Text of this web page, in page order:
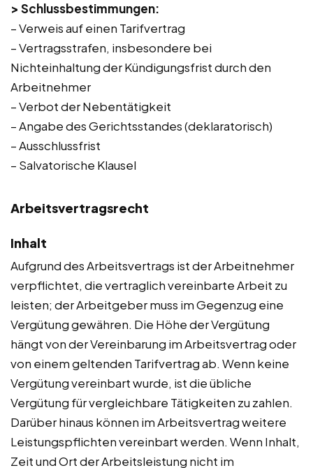
> Schlussbestimmungen:
– Verweis auf einen Tarifvertrag
– Vertragsstrafen, insbesondere bei
Nichteinhaltung der Kündigungsfrist durch den
Arbeitnehmer
– Verbot der Nebentätigkeit
– Angabe des Gerichtsstandes (deklaratorisch)
– Ausschlussfrist
– Salvatorische Klausel
Arbeitsvertragsrecht
Inhalt
Aufgrund des Arbeitsvertrags ist der Arbeitnehmer
verpflichtet, die vertraglich vereinbarte Arbeit zu
leisten; der Arbeitgeber muss im Gegenzug eine
Vergütung gewähren. Die Höhe der Vergütung
hängt von der Vereinbarung im Arbeitsvertrag oder
von einem geltenden Tarifvertrag ab. Wenn keine
Vergütung vereinbart wurde, ist die übliche
Vergütung für vergleichbare Tätigkeiten zu zahlen.
Darüber hinaus können im Arbeitsvertrag weitere
Leistungspflichten vereinbart werden. Wenn Inhalt,
Zeit und Ort der Arbeitsleistung nicht im